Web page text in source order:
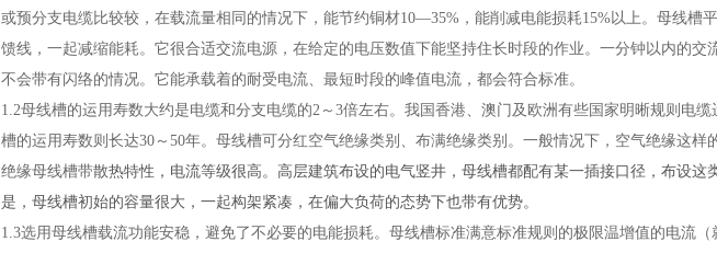
或预分支电缆比较较，在载流量相同的情况下，能节约铜材10—35%，能削减电能损耗15%以上。母线槽
馈线，一起减缩能耗。它很合适交流电源，在给定的电压数值下能坚持住长时段的作业。一分钟以内的交
不会带有闪络的情况。它能承载着的耐受电流、最短时段的峰值电流，都会符合标准。
1.2母线槽的运用寿数大约是电缆和分支电缆的2～3倍左右。我国香港、澳门及欧洲有些国家明晰规则电
槽的运用寿数则长达30～50年。母线槽可分红空气绝缘类别、布满绝缘类别。一般情况下，空气绝缘这样
绝缘母线槽带散热特性，电流等级很高。高层建筑布设的电气竖井，母线槽都配有某一插接口径，布设这
是，母线槽初始的容量很大，一起构架紧凑，在偏大负荷的态势下也带有优势。
1.3选用母线槽载流功能安稳，避免了不必要的电能损耗。 母线槽标准满意标准规则的极限温增值的电流